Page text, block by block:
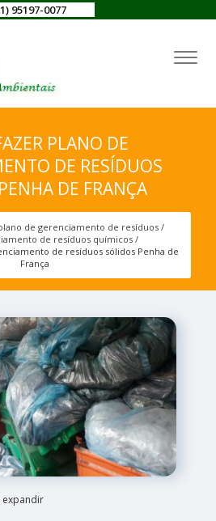
95197-0077
PLANO DE
DE RESÍDUOS
DE FRANÇA
de gerenciamento de resíduos
de resíduos químicos
de resíduos sólidos Penha de
França
expandir